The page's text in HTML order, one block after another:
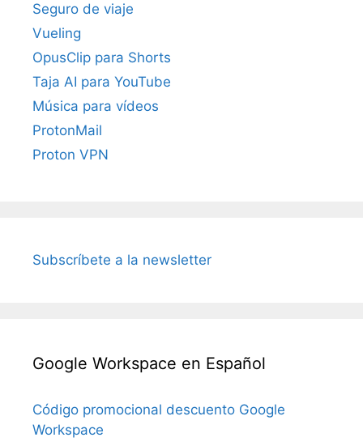
Seguro de viaje
Vueling
OpusClip para Shorts
Taja AI para YouTube
Música para vídeos
ProtonMail
Proton VPN
Subscríbete a la newsletter
Google Workspace en Español
Código promocional descuento Google
Workspace